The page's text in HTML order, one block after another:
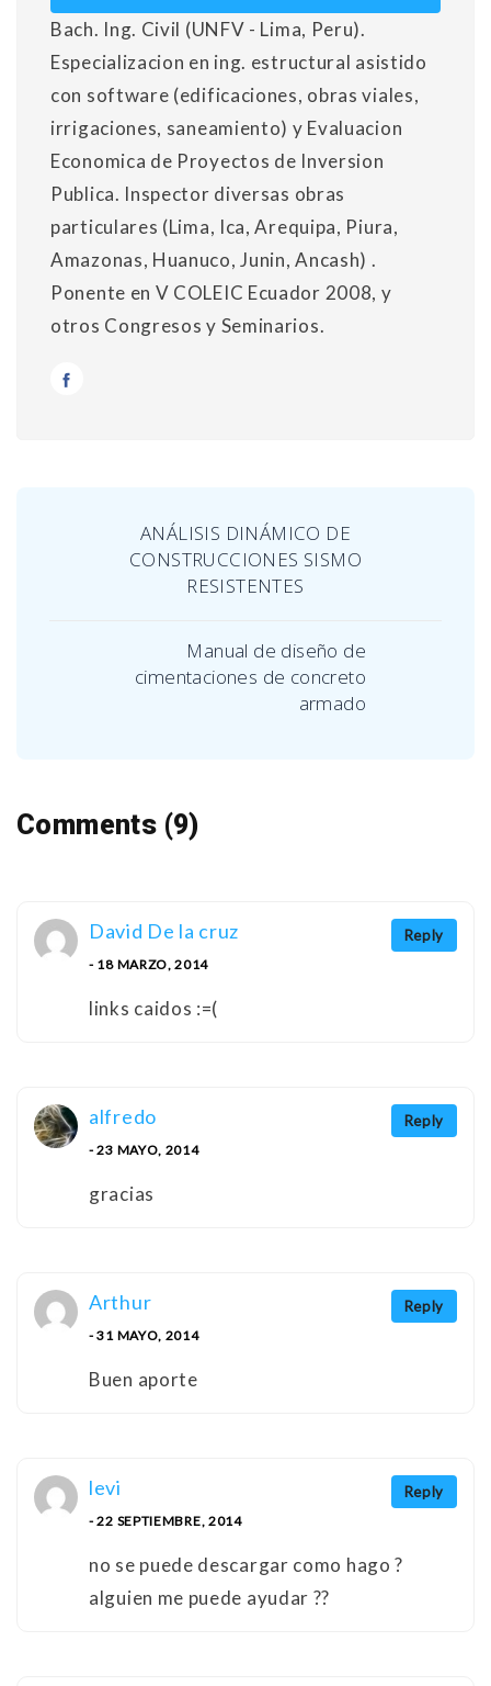
Bach. Ing. Civil (UNFV - Lima, Peru).
Especializacion en ing. estructural asistido
con software (edificaciones, obras viales,
irrigaciones, saneamiento) y Evaluacion
Economica de Proyectos de Inversion
Publica. Inspector diversas obras
particulares (Lima, Ica, Arequipa, Piura,
Amazonas, Huanuco, Junin, Ancash) .
Ponente en V COLEIC Ecuador 2008, y
otros Congresos y Seminarios.
ANÁLISIS DINÁMICO DE
CONSTRUCCIONES SISMO
RESISTENTES
Manual de diseño de
cimentaciones de concreto
armado
Comments (9)
Reply
David De la cruz
- 18 MARZO, 2014
links caidos :=(
Reply
alfredo
- 23 MAYO, 2014
gracias
Reply
Arthur
- 31 MAYO, 2014
Buen aporte
Reply
levi
- 22 SEPTIEMBRE, 2014
no se puede descargar como hago ?
alguien me puede ayudar ??